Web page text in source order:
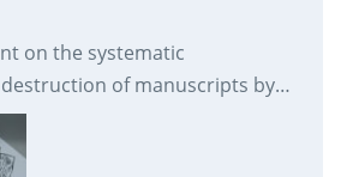
on the systematic
of manuscripts by